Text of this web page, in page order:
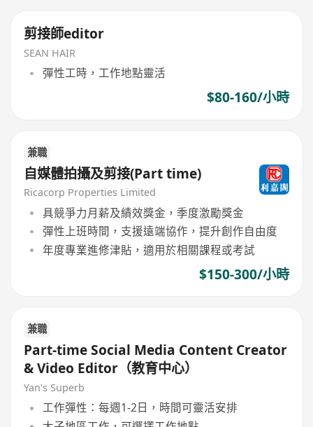
剪接師editor
SEAN HAIR
彈性工時，工作地點靈活
$80-160/小時
兼職
自媒體拍攝及剪接(Part time)
Ricacorp Properties Limited
具競爭力月薪及績效獎金，季度激勵獎金
彈性上班時間，支援遠端協作，提升創作自由度
年度專業進修津貼，適用於相關課程或考試
$150-300/小時
兼職
Part-time Social Media Content Creator
& Video Editor（教育中心）
Yan’s Superb
工作彈性：每週1-2日，時間可靈活安排